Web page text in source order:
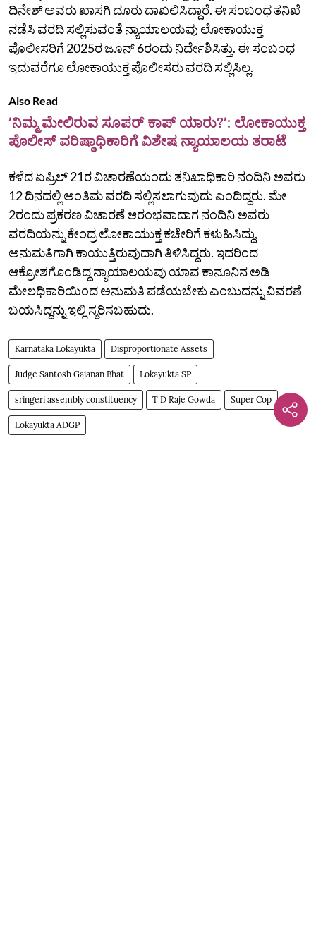
ದಿನೇಶ್‌ ಅವರು ಖಾಸಗಿ ದೂರು ದಾಖಲಿಸಿದ್ದಾರೆ. ಈ ಸಂಬಂಧ ತನಿಖೆ
ನಡೆಸಿ ವರದಿ ಸಲ್ಲಿಸುವಂತೆ ನ್ಯಾಯಾಲಯವು ಲೋಕಾಯುಕ್ತ
ಪೊಲೀಸರಿಗೆ 2025ರ ಜೂನ್‌ 6ರಂದು ನಿರ್ದೇಶಿಸಿತ್ತು. ಈ ಸಂಬಂಧ
ಇದುವರೆಗೂ ಲೋಕಾಯುಕ್ತ ಪೊಲೀಸರು ವರದಿ ಸಲ್ಲಿಸಿಲ್ಲ.
Also Read
ʼನಿಮ್ಮ ಮೇಲಿರುವ ಸೂಪರ್‌ ಕಾಪ್‌ ಯಾರು?ʼ: ಲೋಕಾಯುಕ್ತ
ಪೊಲೀಸ್‌ ವರಿಷ್ಠಾಧಿಕಾರಿಗೆ ವಿಶೇಷ ನ್ಯಾಯಾಲಯ ತರಾಟೆ
ಕಳೆದ ಏಪ್ರಿಲ್‌ 21ರ ವಿಚಾರಣೆಯಂದು ತನಿಖಾಧಿಕಾರಿ ನಂದಿನಿ ಅವರು
12 ದಿನದಲ್ಲಿ ಅಂತಿಮ ವರದಿ ಸಲ್ಲಿಸಲಾಗುವುದು ಎಂದಿದ್ದರು. ಮೇ
2ರಂದು ಪ್ರಕರಣ ವಿಚಾರಣೆ ಆರಂಭವಾದಾಗ ನಂದಿನಿ ಅವರು
ವರದಿಯನ್ನು ಕೇಂದ್ರ ಲೋಕಾಯುಕ್ತ ಕಚೇರಿಗೆ ಕಳುಹಿಸಿದ್ದು,
ಅನುಮತಿಗಾಗಿ ಕಾಯುತ್ತಿರುವುದಾಗಿ ತಿಳಿಸಿದ್ದರು. ಇದರಿಂದ
ಆಕ್ರೋಶಗೊಂಡಿದ್ದ ನ್ಯಾಯಾಲಯವು ಯಾವ ಕಾನೂನಿನ ಅಡಿ
ಮೇಲಧಿಕಾರಿಯಿಂದ ಅನುಮತಿ ಪಡೆಯಬೇಕು ಎಂಬುದನ್ನು ವಿವರಣೆ
ಬಯಸಿದ್ದನ್ನು ಇಲ್ಲಿ ಸ್ಮರಿಸಬಹುದು.
Karnataka Lokayukta Disproportionate Assets
Judge Santosh Gajanan Bhat Lokayukta SP
sringeri assembly constituency T D Raje Gowda Super Cop
Lokayukta ADGP